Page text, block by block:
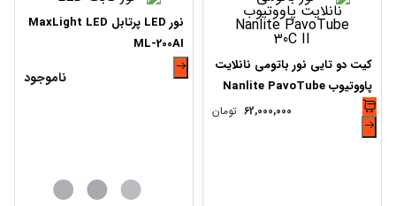
کیت دو تایی نور باتومی نانلایت
پاووتیوب Nanlite PavoTube
30C II
62,000,000 تومان
نور LED پرتابل MaxLight LED
ML-200AI
ناموجود